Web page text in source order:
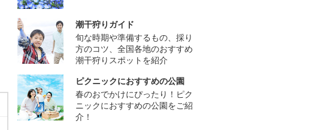
潮干狩りガイド
旬な時期や準備するもの、採り
方のコツ、全国各地のおすすめ
潮干狩りスポットを紹介
ピクニックにおすすめの公園
春のおでかけにぴったり！ピク
ニックにおすすめの公園をご紹
介！